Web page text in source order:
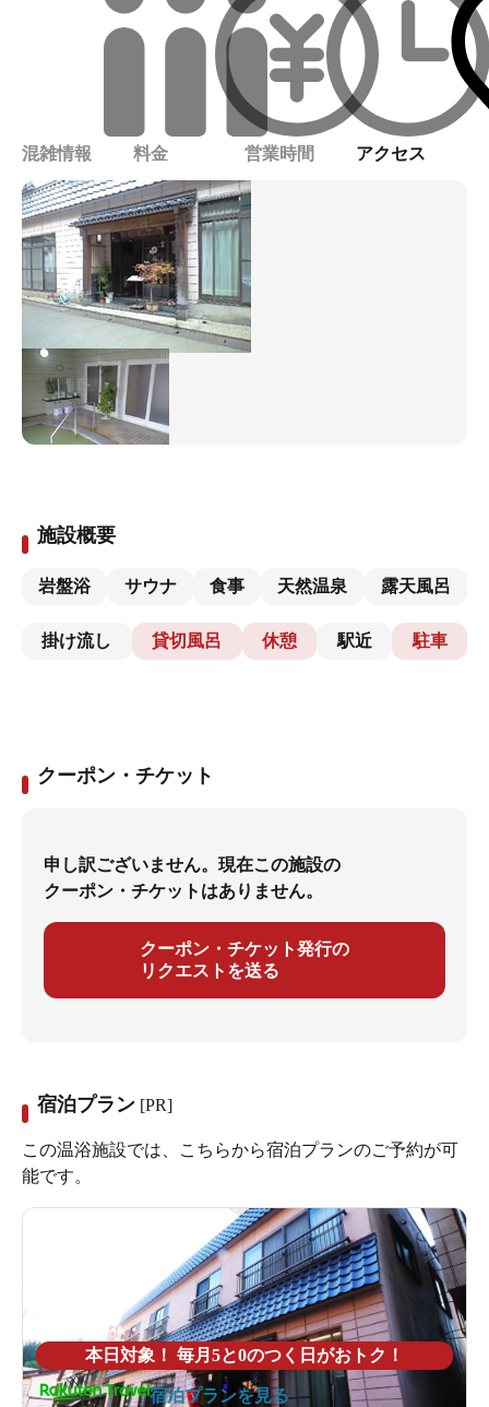
混雑情報 料金 営業時間 アクセス
施設概要
岩盤浴 サウナ 食事 天然温泉 露天風呂
掛け流し 貸切風呂 休憩 駅近 駐車
クーポン・チケット
申し訳ございません。現在この施設の
クーポン・チケットはありません。
クーポン・チケット発行の
リクエストを送る
宿泊プラン [PR]
この温浴施設では、こちらから宿泊プランのご予約が可
能です。
本日対象！ 毎月5と0のつく日がおトク！
宿泊プランを見る